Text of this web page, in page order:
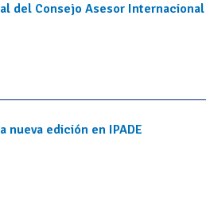
del Consejo Asesor Internacional
edición en IPADE